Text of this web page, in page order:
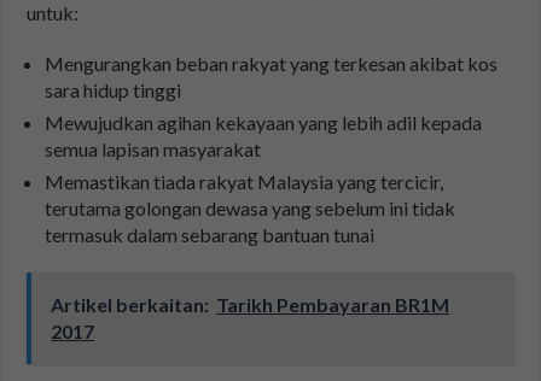
untuk:
Mengurangkan beban rakyat yang terkesan akibat kos
sara hidup tinggi
Mewujudkan agihan kekayaan yang lebih adil kepada
semua lapisan masyarakat
Memastikan tiada rakyat Malaysia yang tercicir,
terutama golongan dewasa yang sebelum ini tidak
termasuk dalam sebarang bantuan tunai
Artikel berkaitan: Tarikh Pembayaran BR1M
2017